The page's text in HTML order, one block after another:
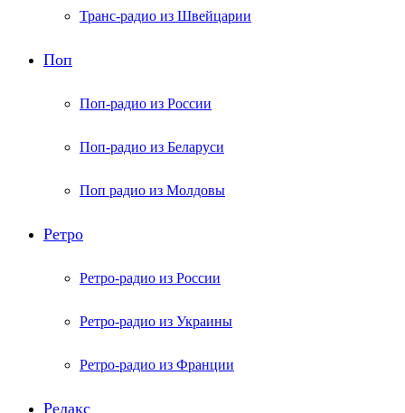
Транс-радио из Швейцарии
Поп
Поп-радио из России
Поп-радио из Беларуси
Поп радио из Молдовы
Ретро
Ретро-радио из России
Ретро-радио из Украины
Ретро-радио из Франции
Релакс